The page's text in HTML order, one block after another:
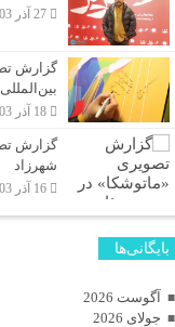
27 آذر 1403 - 12:28
گزارش
18 آذر 1403 - 16:00
گزارش
شهرزاد
16 آذر 1403 - 17:48
بایگانی‌ها
آگوست 2026
جولای 2026